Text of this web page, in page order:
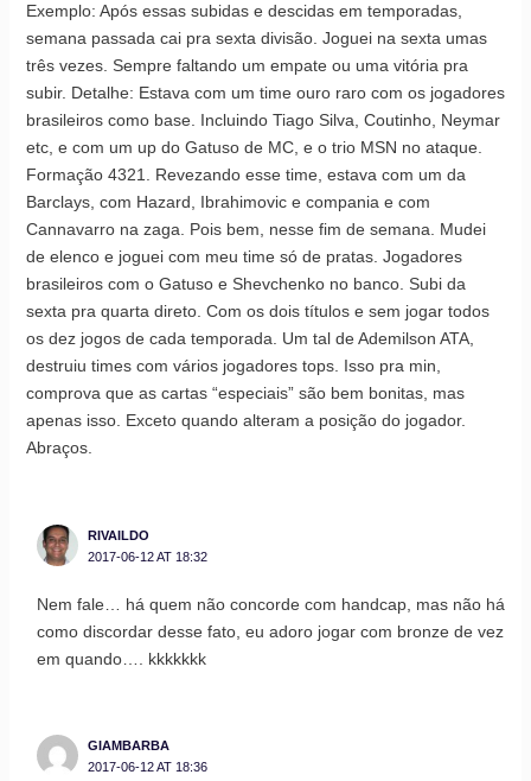
Exemplo: Após essas subidas e descidas em temporadas,
semana passada cai pra sexta divisão. Joguei na sexta umas
três vezes. Sempre faltando um empate ou uma vitória pra
subir. Detalhe: Estava com um time ouro raro com os jogadores
brasileiros como base. Incluindo Tiago Silva, Coutinho, Neymar
etc, e com um up do Gatuso de MC, e o trio MSN no ataque.
Formação 4321. Revezando esse time, estava com um da
Barclays, com Hazard, Ibrahimovic e compania e com
Cannavarro na zaga. Pois bem, nesse fim de semana. Mudei
de elenco e joguei com meu time só de pratas. Jogadores
brasileiros com o Gatuso e Shevchenko no banco. Subi da
sexta pra quarta direto. Com os dois títulos e sem jogar todos
os dez jogos de cada temporada. Um tal de Ademilson ATA,
destruiu times com vários jogadores tops. Isso pra min,
comprova que as cartas “especiais” são bem bonitas, mas
apenas isso. Exceto quando alteram a posição do jogador.
Abraços.
RIVAILDO
2017-06-12 AT 18:32
Nem fale… há quem não concorde com handcap, mas não há
como discordar desse fato, eu adoro jogar com bronze de vez
em quando…. kkkkkkk
GIAMBARBA
2017-06-12 AT 18:36